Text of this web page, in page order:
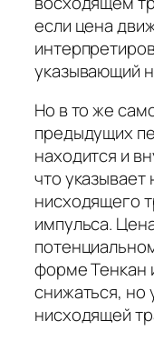
если цена
указывающий
Но в то же
предыдущих
находится и
что указывает
нисходящего
импульса.
форме Тенкан
снижаться, но
нисходящей